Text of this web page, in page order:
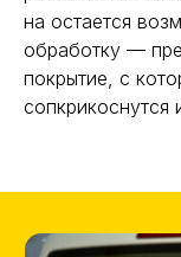
на остается
обработку —
покрытие, с
сопкрикоснутся